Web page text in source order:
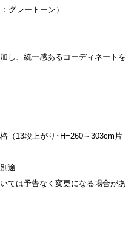
グレートーン）
し、統一感あるコーディネートを
（13段上がり･H=260～303cm片
途
ては予告なく変更になる場合があ